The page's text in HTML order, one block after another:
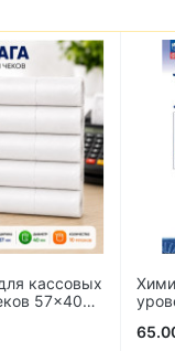
кассовых
57×40